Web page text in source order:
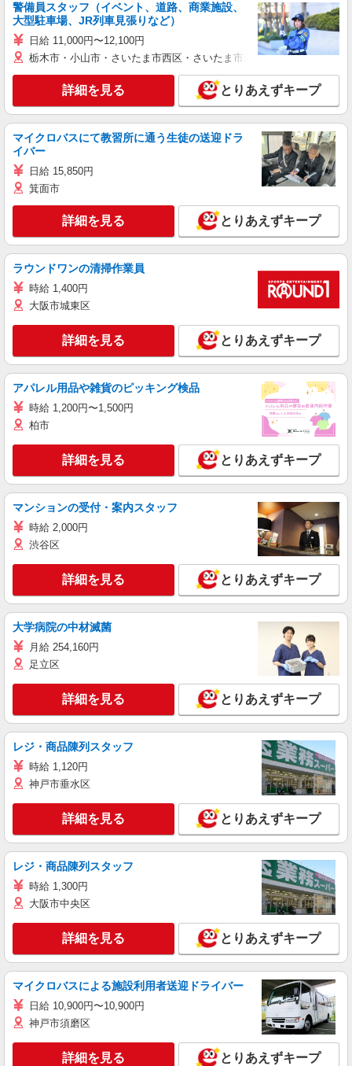
警備員スタッフ（イベント、道路、商業施設、
大型駐車場、JR列車見張りなど）
日給 11,000円〜12,100円
栃木市・小山市・さいたま市西区・さいたま市岩槻区・久喜市・蓮田
詳細を見る とりあえずキープ
マイクロバスにて教習所に通う生徒の送迎ドラ
イバー
日給 15,850円
箕面市
詳細を見る とりあえずキープ
ラウンドワンの清掃作業員
時給 1,400円
大阪市城東区
詳細を見る とりあえずキープ
アパレル用品や雑貨のピッキング検品
時給 1,200円〜1,500円
柏市
詳細を見る とりあえずキープ
マンションの受付・案内スタッフ
時給 2,000円
渋谷区
詳細を見る とりあえずキープ
大学病院の中材滅菌
月給 254,160円
足立区
詳細を見る とりあえずキープ
レジ・商品陳列スタッフ
時給 1,120円
神戸市垂水区
詳細を見る とりあえずキープ
レジ・商品陳列スタッフ
時給 1,300円
大阪市中央区
詳細を見る とりあえずキープ
マイクロバスによる施設利用者送迎ドライバー
日給 10,900円〜10,900円
神戸市須磨区
詳細を見る とりあえずキープ